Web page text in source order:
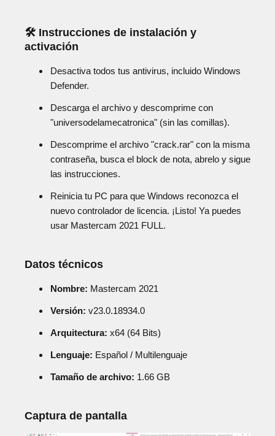
🛠️ Instrucciones de instalación y
activación
Desactiva todos tus antivirus, incluido Windows
Defender.
Descarga el archivo y descomprime con
"universodelamecatronica" (sin las comillas).
Descomprime el archivo "crack.rar" con la misma
contraseña, busca el block de nota, abrelo y sigue
las instrucciones.
Reinicia tu PC para que Windows reconozca el
nuevo controlador de licencia. ¡Listo! Ya puedes
usar Mastercam 2021 FULL.
Datos técnicos
Nombre: Mastercam 2021
Versión: v23.0.18934.0
Arquitectura: x64 (64 Bits)
Lenguaje: Español / Multilenguaje
Tamaño de archivo: 1.66 GB
Captura de pantalla